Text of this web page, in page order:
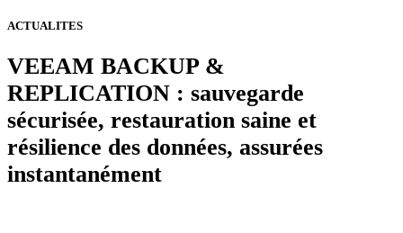
ACTUALITES
VEEAM BACKUP &
REPLICATION : sauvegarde
sécurisée, restauration saine et
résilience des données, assurées
instantanément